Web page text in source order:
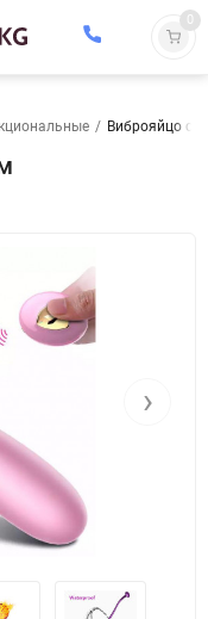
0
/ Виброяйцо с
›